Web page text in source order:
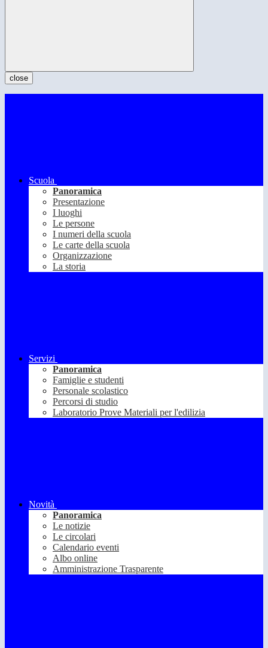
close
Scuola
Panoramica
Presentazione
I luoghi
Le persone
I numeri della scuola
Le carte della scuola
Organizzazione
La storia
Servizi
Panoramica
Famiglie e studenti
Personale scolastico
Percorsi di studio
Laboratorio Prove Materiali per l'edilizia
Novità
Panoramica
Le notizie
Le circolari
Calendario eventi
Albo online
Amministrazione Trasparente